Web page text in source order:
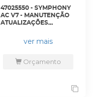
47025550 - SYMPHONY
AC V7 - MANUTENÇÃO
ATUALIZAÇÕES
CARE DE CINCO ANOS -
AIM-SYM7-AC-MS-5Y -
ver mais
Orçamento